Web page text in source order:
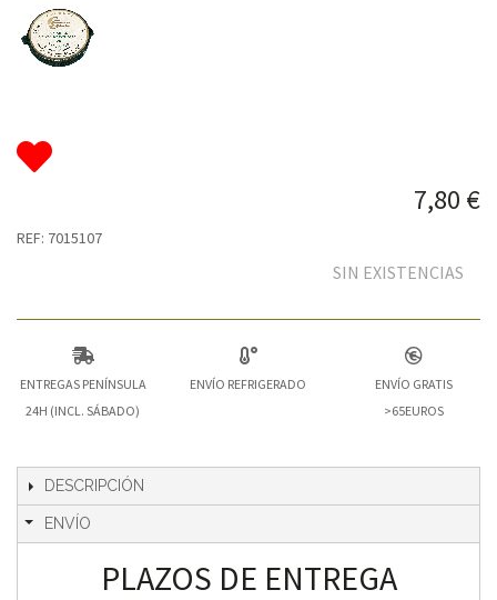
7,80 €
REF: 7015107
SIN EXISTENCIAS
ENTREGAS PENÍNSULA
24H (INCL. SÁBADO)
ENVÍO REFRIGERADO
ENVÍO GRATIS
>65EUROS
DESCRIPCIÓN
ENVÍO
PLAZOS DE ENTREGA